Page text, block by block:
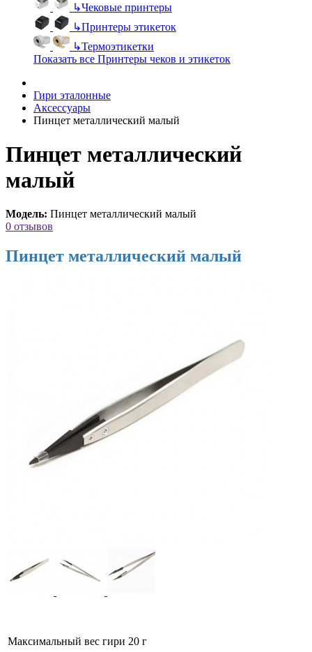
↳Чековые принтеры
↳Принтеры этикеток
↳Термоэтикетки
Показать все Принтеры чеков и этикеток
Гири эталонные
Аксессуары
Пинцет металлический малый
Пинцет металлический
малый
Модель: Пинцет металлический малый
0 отзывов
Пинцет металлический малый
Максимальный вес гири 20 г